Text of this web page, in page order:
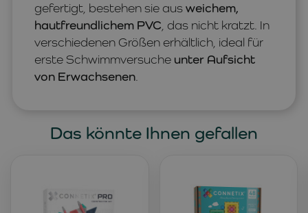
gefertigt, bestehen sie ausweichem,
hautfreundlichem PVC , das nicht kratzt. In
verschiedenen Größen erhältlich, ideal für
erste Schwimmversuche unter Aufsicht
von Erwachsenen
Das könnte Ihnen gefallen